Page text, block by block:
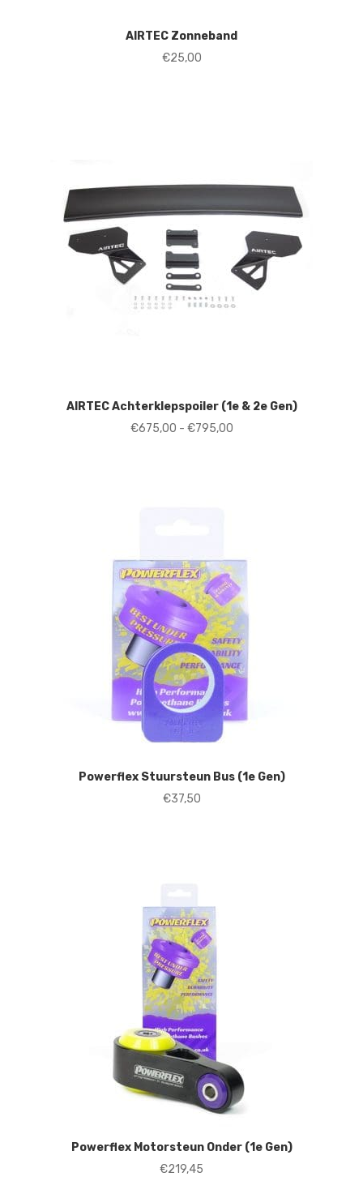
AIRTEC Zonneband
€25,00
AIRTEC Achterklepspoiler (1e & 2e Gen)
€675,00 - €795,00Prijsklasse:
Powerflex Stuursteun Bus (1e Gen)
€37,50
Powerflex Motorsteun Onder (1e Gen)
€219,45